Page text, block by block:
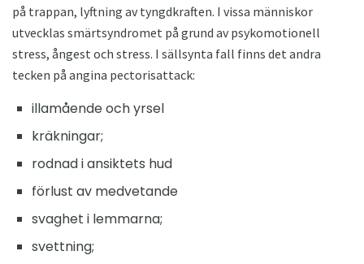
på trappan, lyftning av tyngdkraften. I vissa människor
utvecklas smärtsyndromet på grund av psykomotionell
stress, ångest och stress. I sällsynta fall finns det andra
tecken på angina pectorisattack:
illamående och yrsel
kräkningar;
rodnad i ansiktets hud
förlust av medvetande
svaghet i lemmarna;
svettning;